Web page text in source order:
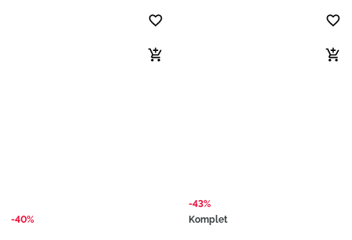
-40%
-43%
Komplet
Słowacki / EUR